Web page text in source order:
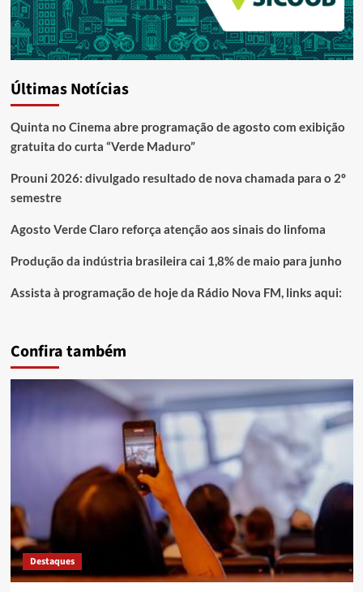
Últimas Notícias
Quinta no Cinema abre programação de agosto com exibição
gratuita do curta “Verde Maduro”
Prouni 2026: divulgado resultado de nova chamada para o 2º
semestre
Agosto Verde Claro reforça atenção aos sinais do linfoma
Produção da indústria brasileira cai 1,8% de maio para junho
Assista à programação de hoje da Rádio Nova FM, links aqui:
Confira também
Destaques